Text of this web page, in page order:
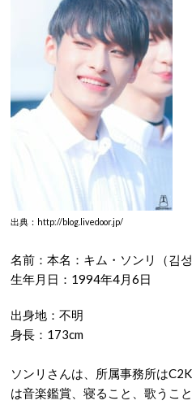
出典：http://blog.livedoor.jp/
名前：本名：キム・ソンリ（김성
生年月日：1994年4月6日
出身地：不明
身長：173cm
ソンリさんは、所属事務所は
は音楽鑑賞、寝ること、歌うこ